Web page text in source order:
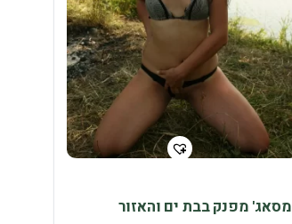
מסאג' מפנק בבת ים והאזור